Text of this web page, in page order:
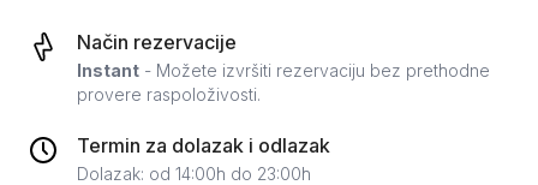
Način rezervacije
Instant - Možete izvršiti rezervaciju bez prethodne
provere raspoloživosti.
Termin za dolazak i odlazak
Dolazak: od 14:00h do 23:00h